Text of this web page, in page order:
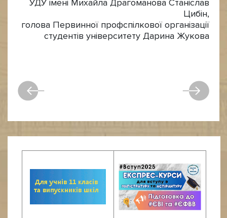
УДУ імені Михайла Драгоманова Станіслав
Цибін,
голова Первинної профспілкової організації
студентів університету Дарина Жукова